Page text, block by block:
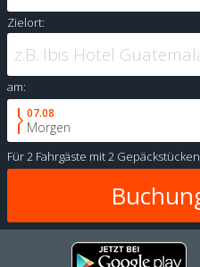
Zielort:
am:
07.08
Morgen
Für2 Fahrgäste mit2 Gepäckstücken